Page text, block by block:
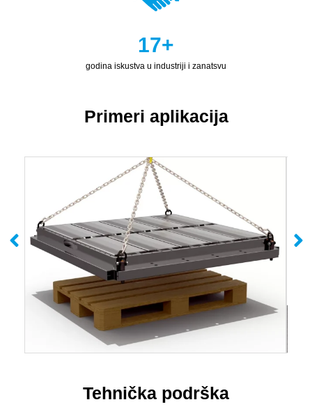
godina iskustva u industriji i zanatsvu
17+
Primeri aplikacija
Tehnička podrška